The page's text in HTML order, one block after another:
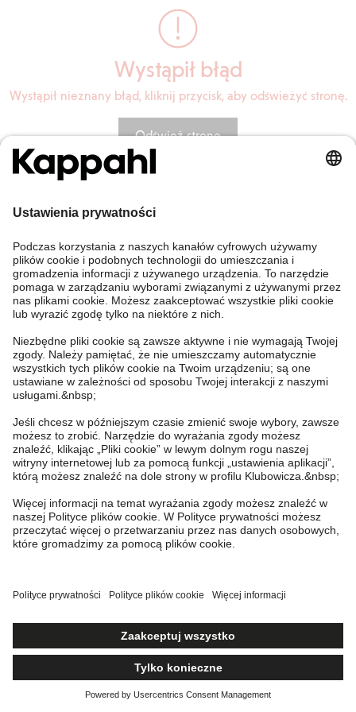
Wystąpił błąd
Wystąpił nieznany błąd, kliknij przycisk, aby odświeżyć stronę.
Odśwież stronę